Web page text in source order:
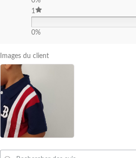
1
0%
Images du client